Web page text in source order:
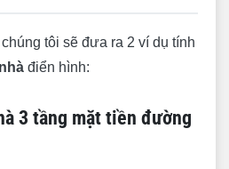
tôi sẽ đưa ra 2 ví dụ tính
điển hình:
3 tầng mặt tiền đường